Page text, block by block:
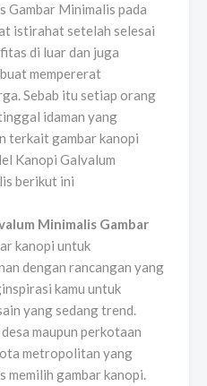
Gambar Minimalis pada
istirahat setelah selesai
di luar dan juga
mempererat
Sebab itu setiap orang
idaman yang
terkait gambar kanopi
Kanopi Galvalum
berikut ini
Minimalis Gambar
kanopi untuk
dengan rancangan yang
kamu untuk
yang sedang trend.
maupun perkotaan
metropolitan yang
memilih gambar kanopi.